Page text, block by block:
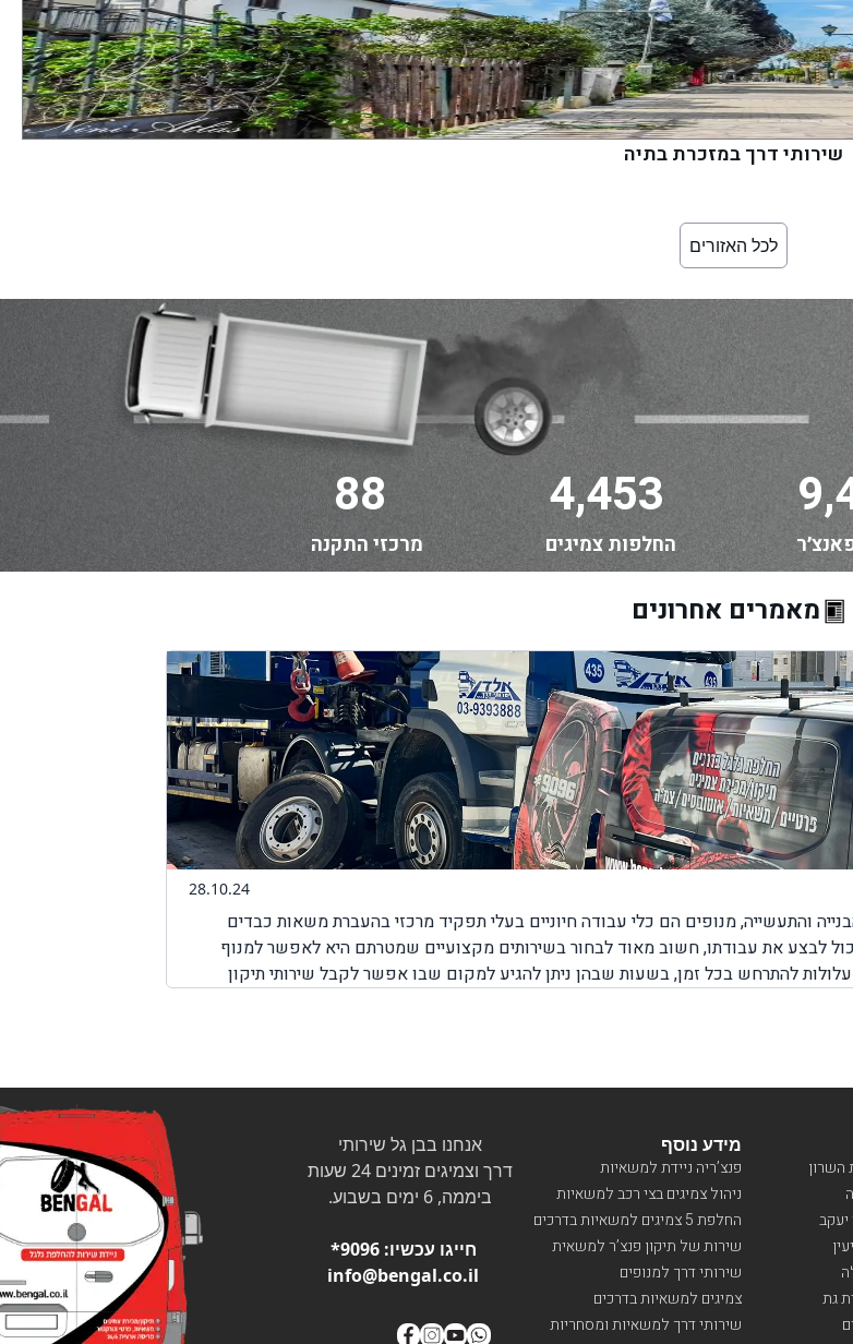
שירותי דרך במזכרת בתיה
לכל האזורים
88
מרכזי התקנה
4,453
החלפות צמיגים
מאמרים אחרונים
28.10.24
והתעשייה, מנופים הם כלי עבודה חיוניים בעלי תפקיד מרכזי בהעברת משאות כבדים
לבצע את עבודתו, חשוב מאוד לבחור בשירותים מקצועיים שמטרתם היא לאפשר למנוף
להתרחש בכל זמן, בשעות שבהן ניתן להגיע למקום שבו אפשר לקבל שירותי תיקון
אנחנו בבן גל שירותי
דרך וצמיגים זמינים 24 שעות
ביממה, 6 ימים בשבוע.
חייגו עכשיו:9096*
info@bengal.co.il
מידע נוסף
פנצ’ריה ניידת למשאיות
ניהול צמיגים בצי רכב למשאיות
החלפת 5 צמיגים למשאיות בדרכים
שירות של תיקון פנצ’ר למשאית
שירותי דרך למנופים
צמיגים למשאיות בדרכים
שירותי דרך למשאיות ומסחריות
השרון
גת